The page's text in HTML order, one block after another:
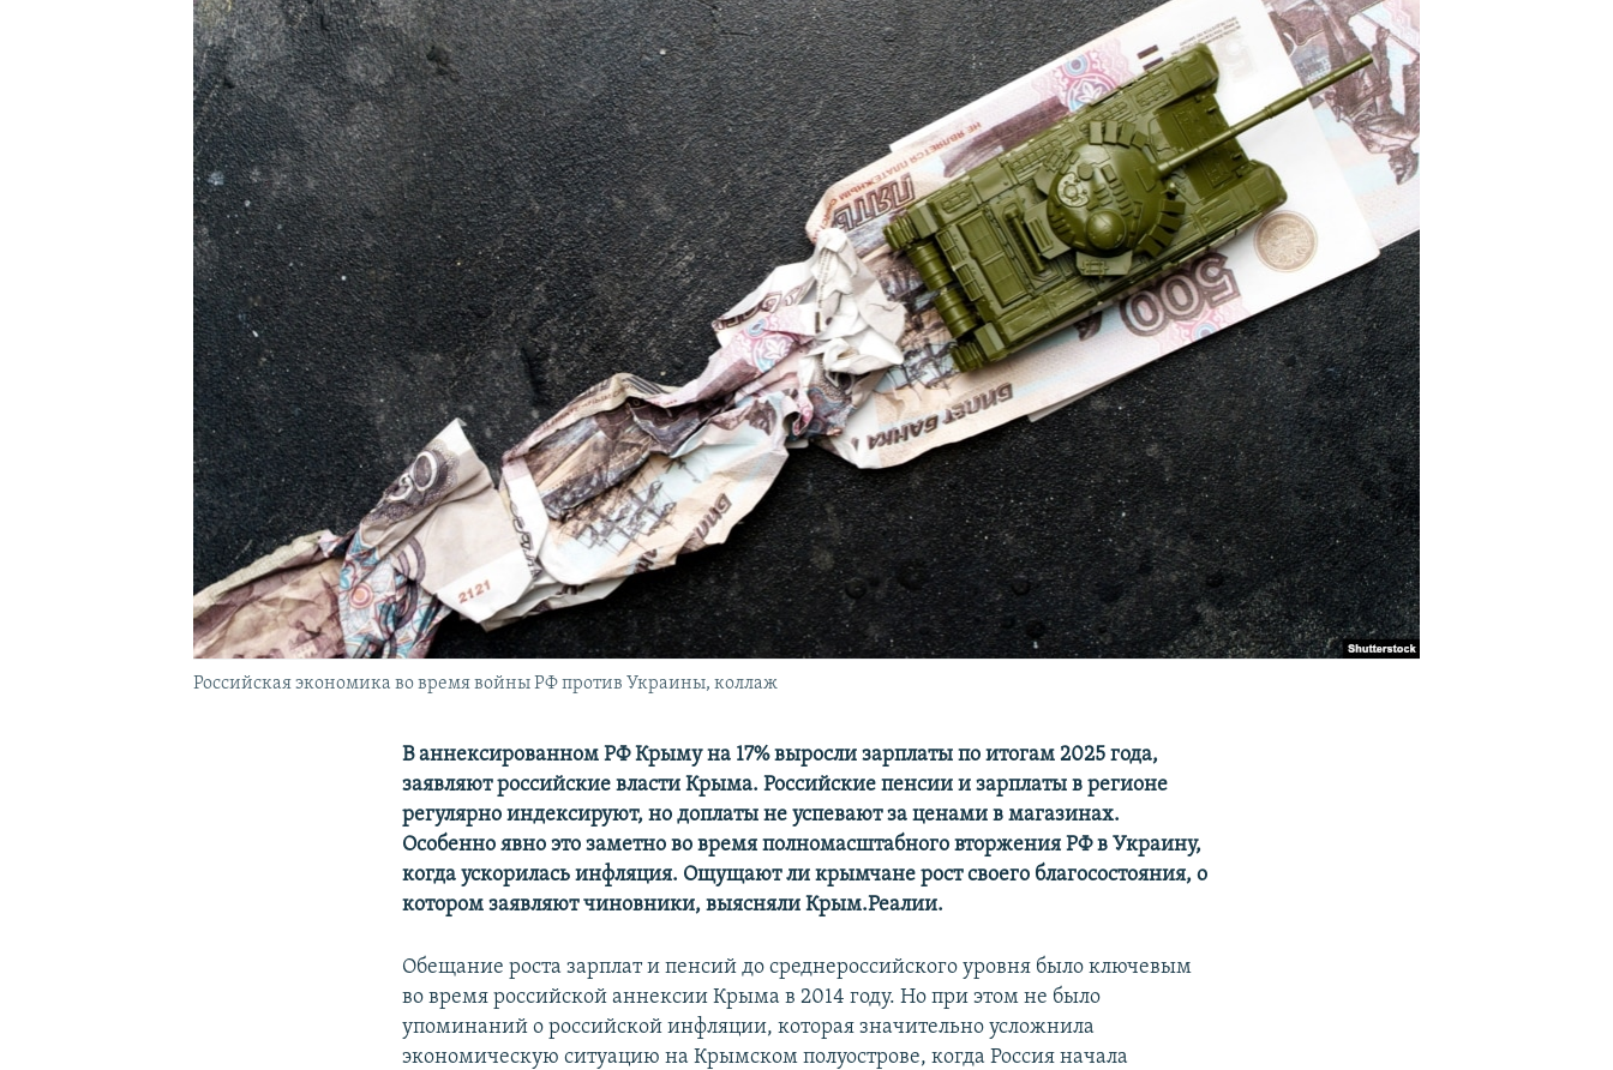
КРЫМ.НЕПОКОРЕННЫЙ
УКРАИНСКАЯ ПРОБЛЕМА КРЫМА
Российская экономика во время войны РФ против Украины, коллаж
В аннексированном РФ Крыму на 17% выросли зарплаты по итогам 2025 года,
заявляют российские власти Крыма. Российские пенсии и зарплаты в регионе
регулярно индексируют, но доплаты не успевают за ценами в магазинах.
Особенно явно это заметно во время полномасштабного вторжения РФ в Украину,
когда ускорилась инфляция. Ощущают ли крымчане рост своего благосостояния, о
котором заявляют чиновники, выясняли Крым.Реалии.
Обещание роста зарплат и пенсий до среднероссийского уровня было ключевым
во время российской аннексии Крыма в 2014 году. Но при этом не было
упоминаний о российской инфляции, которая значительно усложнила
экономическую ситуацию на Крымском полуострове, когда Россия начала